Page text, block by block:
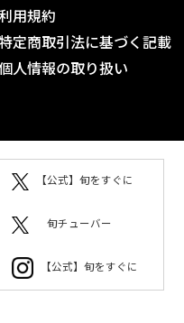
用規約
定商取引法に基づく記載
人情報の取り扱い
【公式】旬をすぐに
旬チューバー
【公式】旬をすぐに